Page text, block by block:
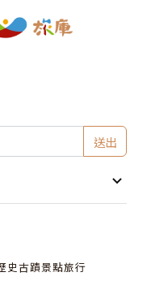
送出
史古蹟景點旅行